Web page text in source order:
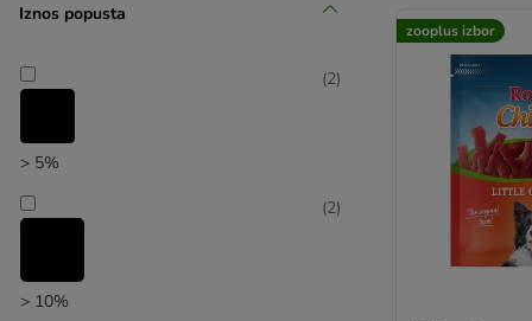
zooplus izbor
Iznos popusta
> 5%
(2)
> 10%
(2)
zooplus izbor